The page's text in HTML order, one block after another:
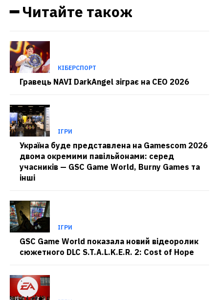
━ Читайте також
КІБЕРСПОРТ
Гравець NAVI DarkAngel зіграє на CEO 2026
ІГРИ
Україна буде представлена на Gamescom 2026
двома окремими павільйонами: серед
учасників — GSC Game World, Burny Games та
інші
ІГРИ
GSC Game World показала новий відеоролик
сюжетного DLC S.T.A.L.K.E.R. 2: Cost of Hope